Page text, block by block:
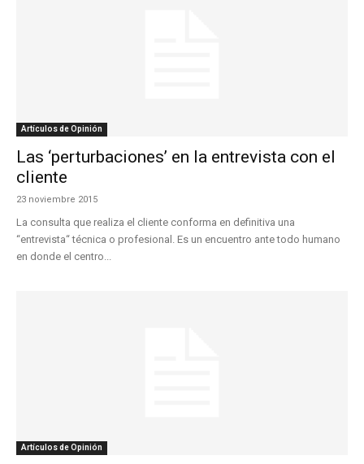
Artículos de Opinión
Las ‘perturbaciones’ en la entrevista con el
cliente
23 noviembre 2015
La consulta que realiza el cliente conforma en definitiva una
“entrevista“ técnica o profesional. Es un encuentro ante todo humano
en donde el centro...
Artículos de Opinión